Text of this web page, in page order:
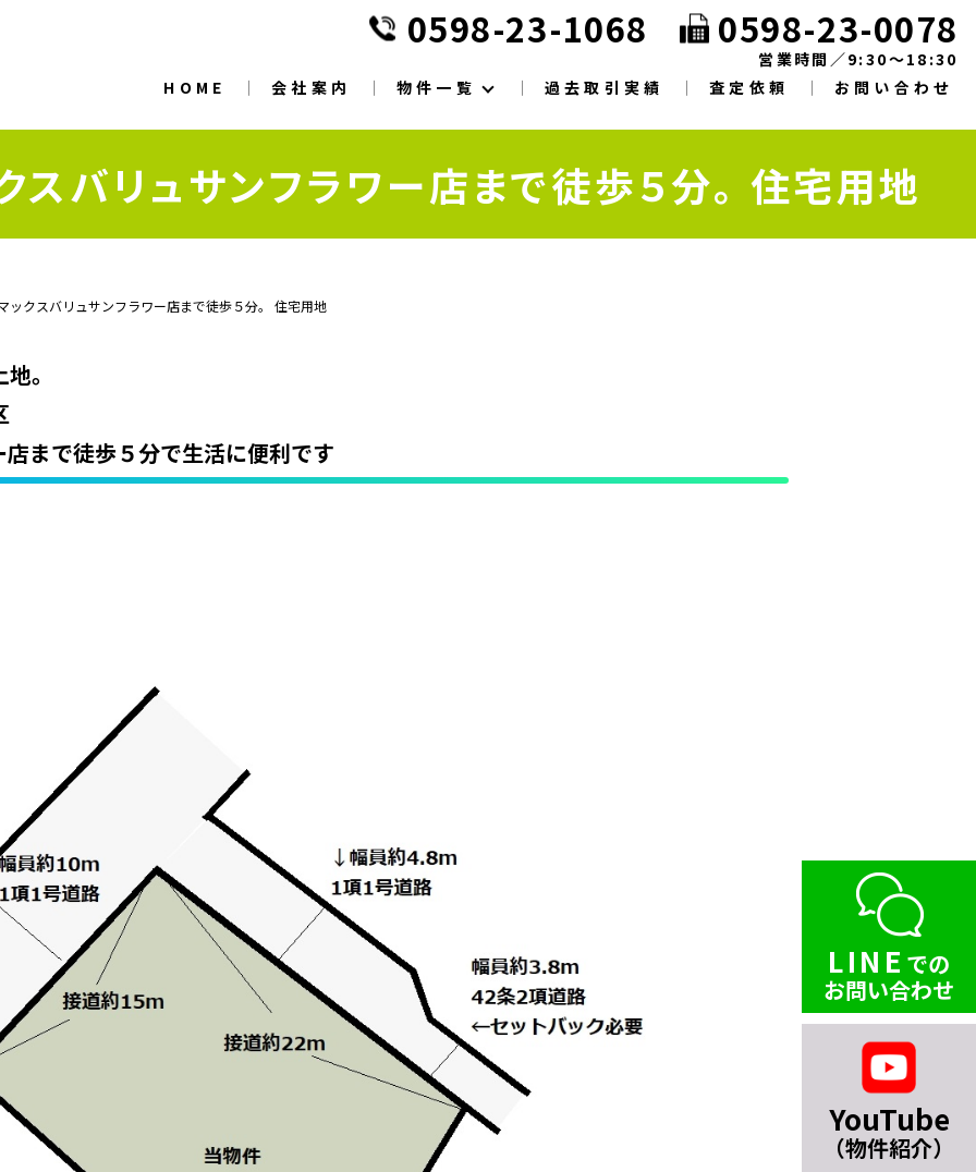
HOME 会社案内 物件一覧 過去取引実績 査定依頼 お問い合わせ
0598-23-1068 0598-23-0078
営業時間／9:30～18:30
スバリュサンフラワー店まで徒歩５分。 住宅用地
ックスバリュサンフラワー店まで徒歩５分。 住宅用地
。
まで徒歩５分で生活に便利です
LINE での
お問い合わせ
YouTube
（物件紹介）